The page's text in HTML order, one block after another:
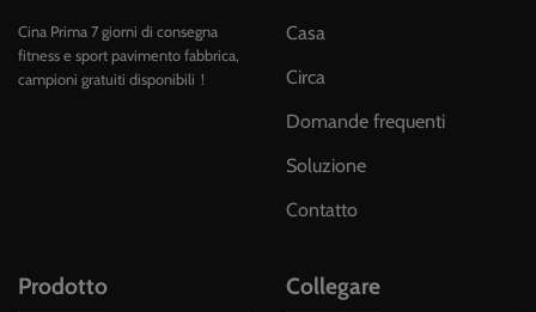
Cina Prima 7 giorni di consegna
fitness e sport pavimento fabbrica,
campioni gratuiti disponibili！
Casa
Circa
Domande frequenti
Soluzione
Contatto
Prodotto Collegare